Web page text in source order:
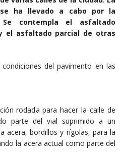
ha llevado a cabo por la
Se contempla el asfaltado
el asfaltado parcial de otras
del pavimento en las
rodada para hacer la calle de
parte del vial suprimido a un
acera, bordillos y rígolas, para la
la acera actual como parte del